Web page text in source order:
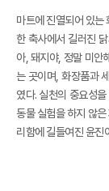
마트에 진열되어 있는
한 축사에서 길러진
아, 돼지야, 정말 미안
는 곳이며, 화장품과
였다. 실천의 중요성
동물 실험을 하지 않
리함에 길들여진 윤진